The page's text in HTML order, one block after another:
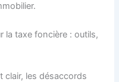
la taxe foncière : outils,
clair, les désaccords